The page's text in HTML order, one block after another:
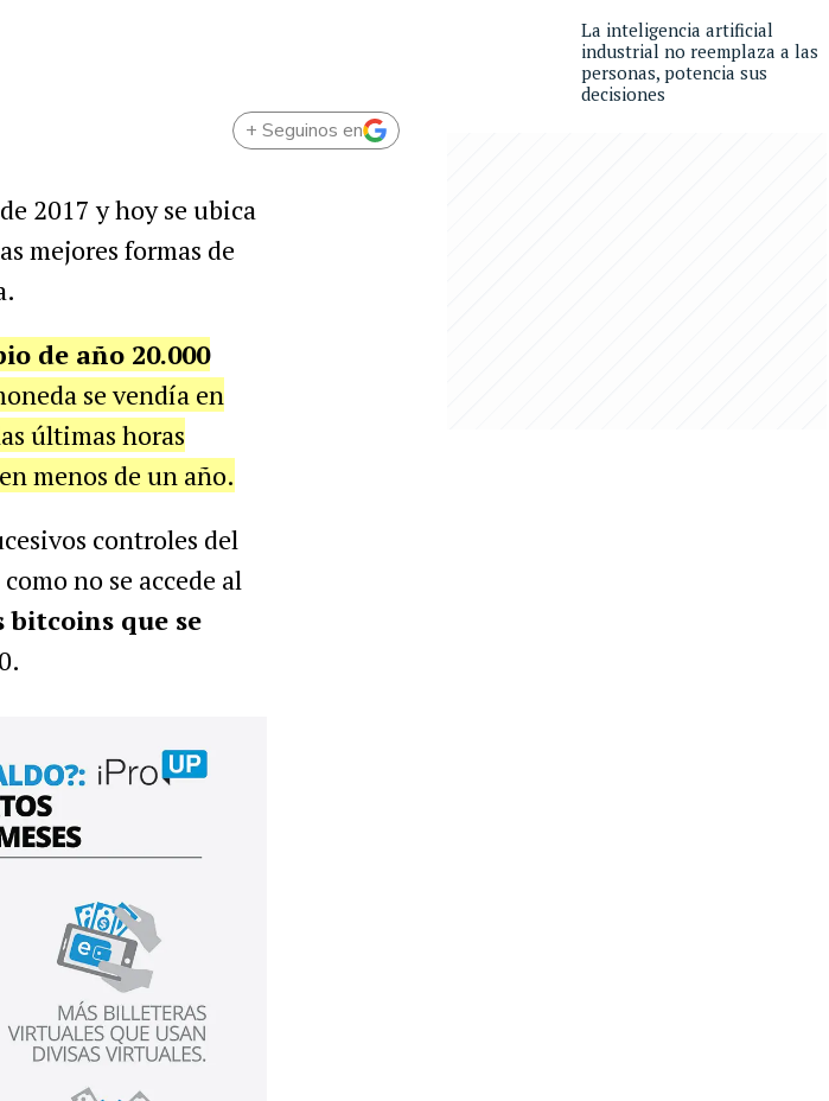
+ Seguinos en
2017 y hoy se ubica
mejores formas de
de año 20.000
se vendía en
últimas horas
menos de un año.
controles del
no se accede al
bitcoins que se
La inteligencia artificial
industrial no reemplaza a las
personas, potencia sus
decisiones